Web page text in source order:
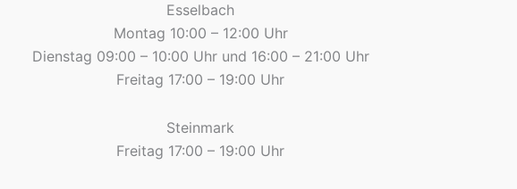
Esselbach
Montag 10:00 – 12:00 Uhr
Dienstag 09:00 – 10:00 Uhr und 16:00 – 21:00 Uhr
Freitag 17:00 – 19:00 Uhr
Steinmark
Freitag 17:00 – 19:00 Uhr